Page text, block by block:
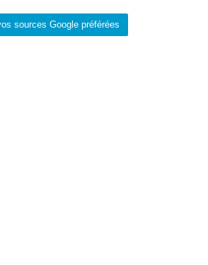
sources Google préférées